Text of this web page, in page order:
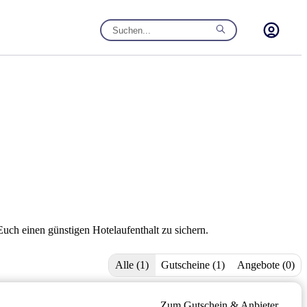
einen günstigen Hotelaufenthalt zu sichern.
Alle (1) Gutscheine (1) Angebote (0)